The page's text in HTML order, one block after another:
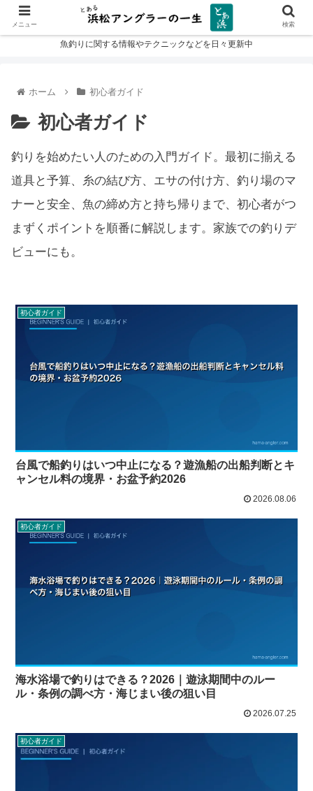
魚釣りに関する情報やテクニックなどを日々更新中
ホーム 初心者ガイド
初心者ガイド
釣りを始めたい人のための入門ガイド。最初に揃える
道具と予算、糸の結び方、エサの付け方、釣り場のマ
ナーと安全、魚の締め方と持ち帰りまで、初心者がつ
まずくポイントを順番に解説します。家族での釣りデ
ビューにも。
初心者ガイド
台風で船釣りはいつ中止になる？遊漁船の出船判断とキ
ャンセル料の境界・お盆予約2026
2026.08.06
初心者ガイド
海水浴場で釣りはできる？2026｜遊泳期間中のルー
ル・条例の調べ方・海じまい後の狙い目
2026.07.25
初心者ガイド
メニュー 検索